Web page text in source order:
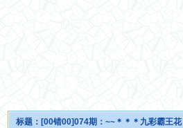
标题： [00错00]074期：~~＊＊＊九彩霸王